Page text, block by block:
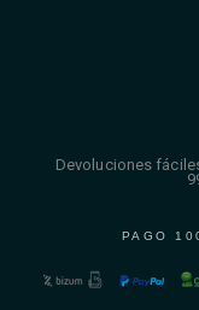
Devoluciones
PAGO